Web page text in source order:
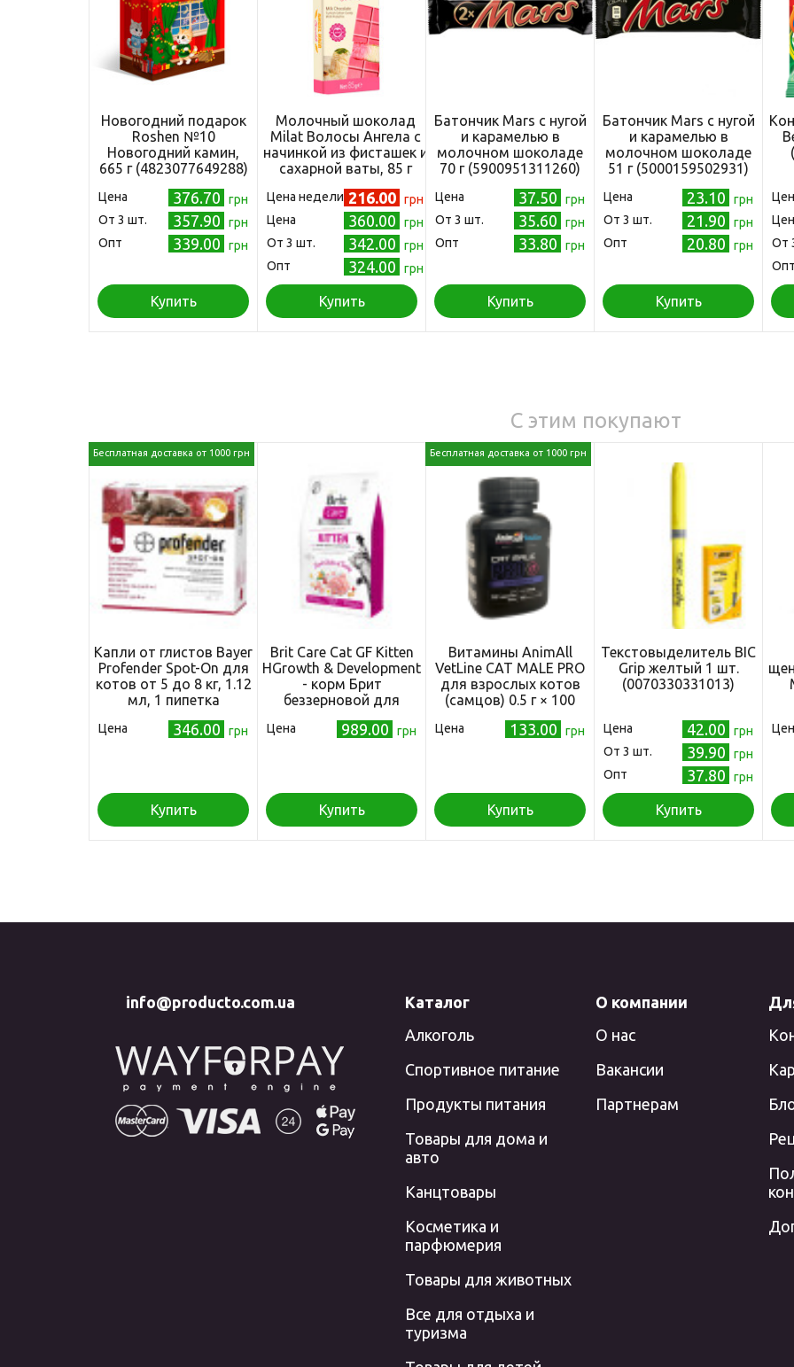
Новогодний подарок
Roshen №10
Новогодний камин,
665 г (4823077649288)
Цена 376.70
грн
Oт 3 шт.
357.90
грн
Опт
339.00 грн
Купить
Молочный шоколад
Milat Волосы Ангела с
начинкой из фисташек и
сахарной ваты, 85 г
Цена недели 216.00 грн
Цена
360.00
грн
Oт 3 шт.
342.00
грн
Опт
324.00 грн
Купить
Батончик Mars с нугой
и карамелью в
молочном шоколаде
70 г (5900951311260)
Цена 37.50
грн
Oт 3 шт.
35.60
грн
Опт
33.80 грн
Купить
Батончик Mars с нугой
и карамелью в
молочном шоколаде
51 г (5000159502931)
Цена 23.10
грн
Oт 3 шт.
21.90
грн
Опт
20.80 грн
Купить
Oт
Опт
С этим покупают
Бесплатная доставка от 1000 грн
Капли от глистов Bayer
Profender Spot-On для
котов от 5 до 8 кг, 1.12
мл, 1 пипетка
Цена 346.00 грн
Купить
Brit Care Cat GF Kitten
HGrowth & Development
- корм Брит
беззерновой для
и развитие 2 кг
Цена 989.00 грн
Купить
Бесплатная доставка от 1000 грн
Витамины AnimAll
VetLine CAT MALE PRO
для взрослых котов
(самцов) 0.5 г × 100
Цена 133.00 грн
Купить
Текстовыделитель BIC
Grip желтый 1 шт.
(0070330331013)
Цена 42.00
грн
Oт 3 шт.
39.90
грн
Опт
37.80 грн
Купить
info@producto.com.ua
Каталог
Алкоголь
Спортивное питание
Продукты питания
Товары для дома и
авто
Канцтовары
Косметика и
парфюмерия
Товары для животных
Все для отдыха и
туризма
О компании
О нас
Вакансии
Партнерам